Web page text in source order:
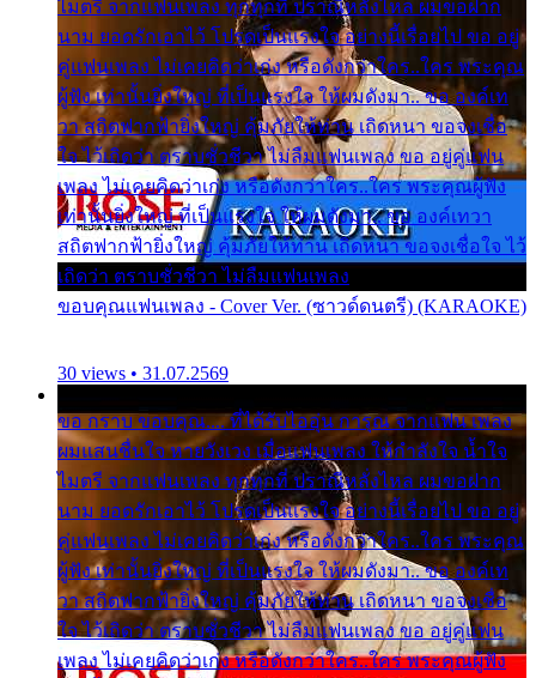
ไมตรี จากแฟนเพลง ทุกทุกที่ ปราณีหลั่งไหล ผมขอฝาก
นาม ยอดรักเอาไว้ โปรดเป็นแรงใจ อย่างนี้เรื่อยไป ขอ อยู่
คู่แฟนเพลง ไม่เคยคิดว่าเก่ง หรือดังกว่าใคร..ใคร พระคุณ
ผู้ฟัง เท่านั้นยิ่งใหญ่ ที่เป็นแรงใจ ให้ผมดังมา.. ขอ องค์เท
วา สถิตฟากฟ้ายิ่งใหญ่ คุ้มภัยให้ท่าน เถิดหนา ขอจงเชื่อ
ใจ ไว้เถิดว่า ตราบชั่วชีวา ไม่ลืมแฟนเพลง ขอ อยู่คู่แฟน
เพลง ไม่เคยคิดว่าเก่ง หรือดังกว่าใคร..ใคร พระคุณผู้ฟัง
เท่านั้นยิ่งใหญ่ ที่เป็นแรงใจ ให้ผมดังมา.. ขอ องค์เทวา
สถิตฟากฟ้ายิ่งใหญ่ คุ้มภัยให้ท่าน เถิดหนา ขอจงเชื่อใจ ไว้
เถิดว่า ตราบชั่วชีวา ไม่ลืมแฟนเพลง
ขอบคุณแฟนเพลง - Cover Ver. (ซาวด์ดนตรี) (KARAOKE)
30 views • 31.07.2569
ขอ กราบ ขอบคุณ.... ที่ได้รับไออุ่น การุณ จากแฟน เพลง
ผมแสนชื่นใจ หายวังเวง เมื่อแฟนเพลง ให้กำลังใจ น้ำใจ
ไมตรี จากแฟนเพลง ทุกทุกที่ ปราณีหลั่งไหล ผมขอฝาก
นาม ยอดรักเอาไว้ โปรดเป็นแรงใจ อย่างนี้เรื่อยไป ขอ อยู่
คู่แฟนเพลง ไม่เคยคิดว่าเก่ง หรือดังกว่าใคร..ใคร พระคุณ
ผู้ฟัง เท่านั้นยิ่งใหญ่ ที่เป็นแรงใจ ให้ผมดังมา.. ขอ องค์เท
วา สถิตฟากฟ้ายิ่งใหญ่ คุ้มภัยให้ท่าน เถิดหนา ขอจงเชื่อ
ใจ ไว้เถิดว่า ตราบชั่วชีวา ไม่ลืมแฟนเพลง ขอ อยู่คู่แฟน
เพลง ไม่เคยคิดว่าเก่ง หรือดังกว่าใคร..ใคร พระคุณผู้ฟัง